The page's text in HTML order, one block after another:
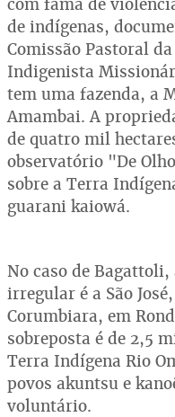
de indígenas,
Comissão Pastoral
Indigenista
tem uma fazenda, a
Amambai. A
de quatro mil
observatório "De
sobre a Terra
guarani kaiowá.
No caso de
irregular é a São
Corumbiara, em
sobreposta é de 2,5
Terra Indígena Rio
povos akuntsu e
voluntário.